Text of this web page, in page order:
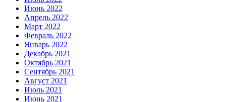
Июнь 2022
Апрель 2022
Март 2022
Февраль 2022
Январь 2022
Декабрь 2021
Октябрь 2021
Сентябрь 2021
Август 2021
Июль 2021
Июнь 2021